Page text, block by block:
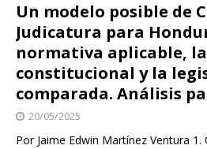
Un modelo posible de
Judicatura para
normativa aplicable,
constitucional y la
comparada. Análisis
20/05/2025
Por Jaime Edwin Martínez Ventura